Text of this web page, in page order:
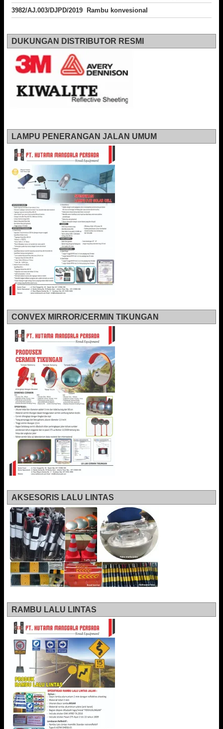
3982/AJ.003/DJPD/2019 Rambu konvesional
DUKUNGAN DISTRIBUTOR RESMI
LAMPU PENERANGAN JALAN UMUM
CONVEX MIRROR/CERMIN TIKUNGAN
AKSESORIS LALU LINTAS
RAMBU LALU LINTAS